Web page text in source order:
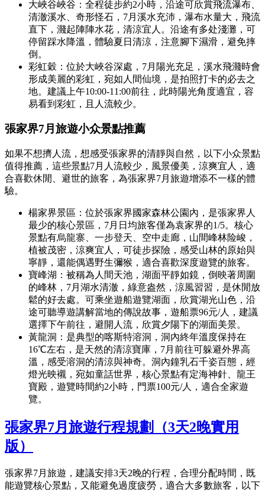
大峽谷峽谷：全程徒步約2小時，沿途可欣賞飛流瀑布、
清澈溪水、奇形怪石，7月溪水充沛，瀑布水量大，飛流
直下，濺起陣陣水花，清涼宜人。沿途有多处淺灘，可
停留踩水降溫，體驗夏日清涼，注意腳下濕滑，避免摔
倒。
彩虹穀：位於大峽谷深處，7月陽光充足，溪水飛濺時會
形成美麗的彩虹，宛如人間仙境，是拍照打卡的必去之
地。建議上午10:00-11:00前往，此時陽光角度適宜，容
易看到彩虹，且人流較少。
張家界7月旅遊小众景點推薦
如果不想擠人流，想感受張家界的清靜與自然，以下小众景點
值得推薦，這些景點7月人流較少，風景優美，涼爽宜人，適
合喜歡休閒、避世的旅客，為張家界7月旅遊增添不一樣的體
驗。
楊家界景區：位於張家界國家森林公園內，是張家界人
最少的核心景區，7月日均旅客僅為袁家界的1/5。核心
景點有烏龍寨、一步登天、空中走廊，山間峰林险峻，
植被茂密，涼爽宜人，可徒步探險，感受山林的原始與
寧靜，還能偶遇野生彌猴，適合喜歡深度遊覽的旅客。
寶峰湖：被稱為人間天池，湖面平靜如鏡，倒映著周圍
的峰林，7月湖水清澈，綠意盎然，涼風習習，是休閒放
鬆的好去處。可乘坐遊船遊覽湖面，欣賞湖光山色，沿
途可聽導遊講解當地的傳說故事，遊船票96元/人，建議
選擇下午前往，避開人流，欣賞夕陽下的湖面美景。
黃龍洞：是典型的喀斯特溶洞，洞內終年溫度保持在
16℃左右，是天然的清涼寶庫，7月前往可躲避外界高
溫，感受溶洞的清涼與神奇。洞內鐘乳石千姿百態，經
燈光映襯，宛如童話世界，核心景點有定海神針、龍王
寶殿，遊覽時間約2小時，門票100元/人，適合全家遊
覽。
張家界7月旅遊行程規劃（3天2晚實用
版）
張家界7月旅遊，建議安排3天2晚的行程，合理分配時間，既
能遊覽核心景點，又能避免過度疲勞，適合大多數旅客，以下